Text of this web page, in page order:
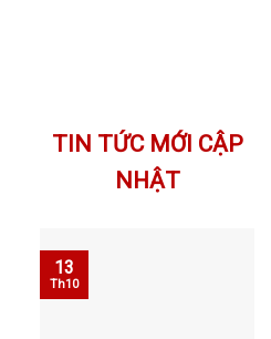
TIN TỨC MỚI CẬP
NHẬT
13
Th10